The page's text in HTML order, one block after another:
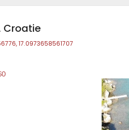
Croatie
17.0973658561707